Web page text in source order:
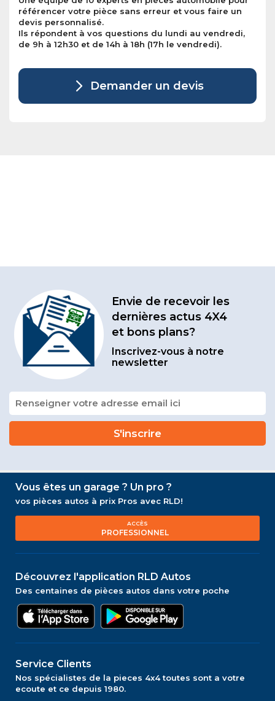
référencer votre pièce sans erreur et vous faire un
devis personnalisé.
Ils répondent à vos questions du lundi au vendredi,
de 9h à 12h30 et de 14h à 18h (17h le vendredi).
Demander un devis
Envie de recevoir les
dernières actus 4X4
et bons plans?
Inscrivez-vous à notre
newsletter
Vous êtes un garage ? Un pro ?
vos pièces autos à prix Pros avec RLD!
ACCÈS
PROFESSIONNEL
Découvrez l'application RLD Autos
Des centaines de pièces autos dans votre poche
Service Clients
Nos spécialistes de la pieces 4x4 toutes sont a votre
ecoute et ce depuis 1980.